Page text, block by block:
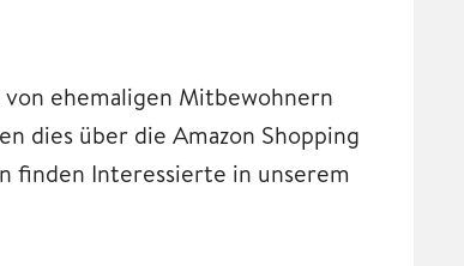
ehemaligen Mitbewohnern
dies über die Amazon Shopping
finden Interessierte in unserem